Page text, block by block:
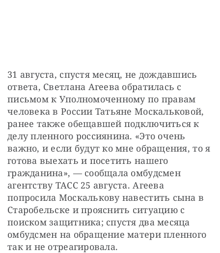
31 августа, спустя месяц, не дождавшись
ответа, Светлана Агеева обратилась с
письмом к Уполномоченному по правам
человека в России Татьяне Москальковой,
ранее также обещавшей подключиться к
делу пленного россиянина. «Это очень
важно, и если будут ко мне обращения, то я
готова выехать и посетить нашего
гражданина», — сообщала омбудсмен
агентству ТАСС 25 августа. Агеева
попросила Москалькову навестить сына в
Старобельске и прояснить ситуацию с
поиском защитника; спустя два месяца
омбудсмен на обращение матери пленного
так и не отреагировала.